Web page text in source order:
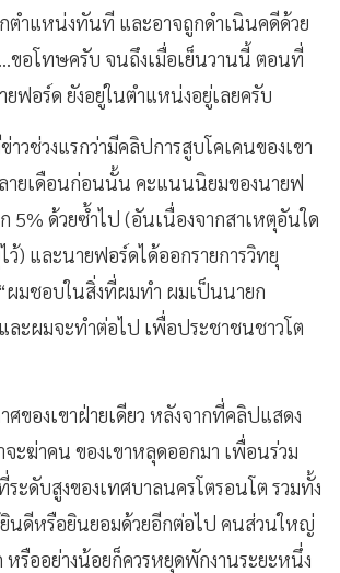
ตำแหน่งทันที และอาจถูกดำเนินคดีด้วย
ขอโทษครับ จนถึงเมื่อเย็นวานนี้ ตอนที่
ฟอร์ด ยังอยู่ในตำแหน่งอยู่เลยครับ
าวช่วงแรกว่ามีคลิปการสูบโคเคนของเขา
ายเดือนก่อนนั้น คะแนนนิยมของนายฟ
5% ด้วยซ้ำไป (อันเนื่องจากสาเหตุอันใด
ว้) และนายฟอร์ดได้ออกรายการวิทยุ
ผมชอบในสิ่งที่ผมทำ ผมเป็นนายก
ละผมจะทำต่อไป เพื่อประชาชนชาวโต
ของเขาฝ่ายเดียว หลังจากที่คลิปแสดง
จะฆ่าคน ของเขาหลุดออกมา เพื่อนร่วม
ะดับสูงของเทศบาลนครโตรอนโต รวมทั้ง
นดีหรือยินยอมด้วยอีกต่อไป คนส่วนใหญ่
หรืออย่างน้อยก็ควรหยุดพักงานระยะหนึ่ง